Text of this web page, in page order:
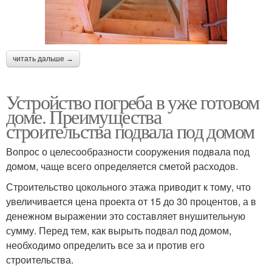
читать дальше →
Устройство погреба в уже готовом
доме. Преимущества
строительства подвала под домом
Вопрос о целесообразности сооружения подвала под
домом, чаще всего определяется сметой расходов.
Строительство цокольного этажа приводит к тому, что
увеличивается цена проекта от 15 до 30 процентов, а в
денежном выражении это составляет внушительную
сумму. Перед тем, как вырыть подвал под домом,
необходимо определить все за и против его
строительства.